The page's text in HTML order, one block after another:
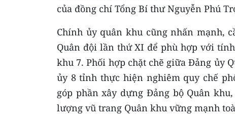
của đồng chí Tổng Bí thư Nguyễn Phú
Chính ủy quân khu cũng nhấn mạnh,
Quân đội lần thứ XI để phù hợp với
khu 7. Phối hợp chặt chẽ giữa Đảng ủy
ủy 8 tỉnh thực hiện nghiêm quy chế
góp phần xây dựng Đảng bộ Quân
lượng vũ trang Quân khu vững mạnh